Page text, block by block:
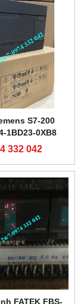
S7-200
1BD23-0XB8
332 042
FATEK FBS-